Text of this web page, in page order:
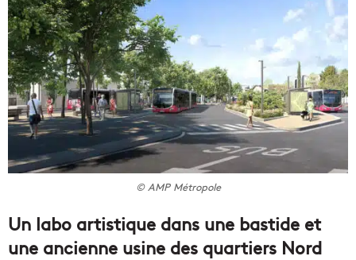
© AMP Métropole
Un labo artistique dans une bastide et
une ancienne usine des quartiers Nord